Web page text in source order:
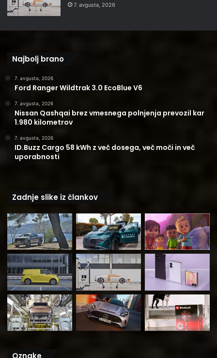
7. avgusta, 2026
Najbolj brano
7. avgusta, 2026
Ford Ranger Wildtrak 3.0 EcoBlue V6
7. avgusta, 2026
Nissan Qashqai brez vmesnega polnjenja prevozil kar
1.980 kilometrov
7. avgusta, 2026
ID.Buzz Cargo 58 kWh z več dosega, več moči in več
uporabnosti
Zadnje slike iz člankov